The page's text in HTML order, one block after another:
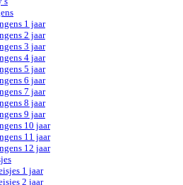
1 jaar
2 jaar
3 jaar
4 jaar
5 jaar
6 jaar
7 jaar
8 jaar
9 jaar
10 jaar
11 jaar
12 jaar
1 jaar
2 jaar